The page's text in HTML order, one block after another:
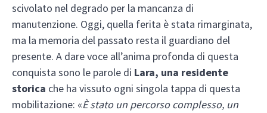
scivolato nel degrado per la mancanza di
manutenzione. Oggi, quella ferita è stata rimarginata,
ma la memoria del passato resta il guardiano del
presente. A dare voce all’anima profonda di questa
conquista sono le parole di Lara, una residente
storica che ha vissuto ogni singola tappa di questa
mobilitazione: «È stato un percorso complesso, un